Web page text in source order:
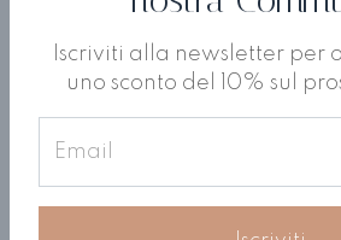
Iscriviti alla newsletter per
uno sconto del 10% sul